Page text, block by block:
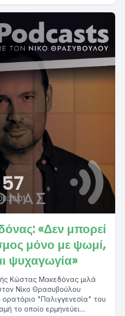
«Δεν μπορεί
μόνο με ψωμί,
ψυχαγωγία»
Κώστας Μακεδόνας μιλά
Νίκο Θρασυβούλου
"Παλιγγενεσία" του
το οποίο ερμηνεύει....